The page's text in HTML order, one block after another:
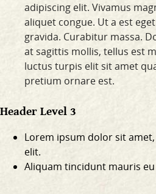
adipiscing elit. Vivamus
aliquet congue. Ut a est
gravida. Curabitur massa.
at sagittis mollis, tellus est
luctus turpis elit sit amet
pretium ornare est.
Header Level 3
Lorem ipsum dolor sit
elit.
Aliquam tincidunt mauris